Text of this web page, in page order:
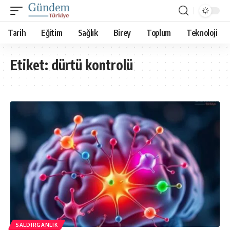
Tarih Eğitim Sağlık Birey Toplum Teknoloji
Etiket:dürtü kontrolü
SALDIRGANLIK